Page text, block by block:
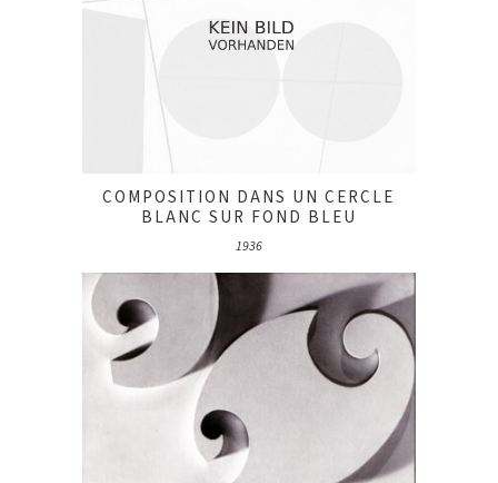
COMPOSITION DANS UN CERCLE
BLANC SUR FOND BLEU
1936